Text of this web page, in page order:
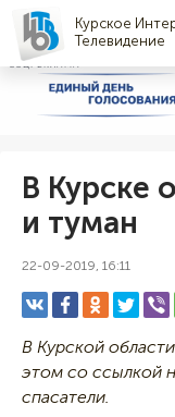
Курское
Телевидение
СОЦРЕКЛАМА
В Курске
и туман
22-09-2019, 16:11
В Курской
этом со ссылкой
спасатели.